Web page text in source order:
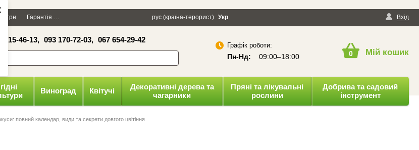
грн Гарантія Політика конфіденційності Вхід
рус (країна-терорист) Укр
515-46-13, 093 170-72-03, 067 654-29-42
Графік роботи:
Пн-Нд: 09:00–18:00 0 Мій кошик
Виноград Квітучі
Декоративні дерева та
чагарники
Пряні та лікувальні
рослини
Добрива та садовий
інструмент
повний календар, види та секрети довгого цвітіння